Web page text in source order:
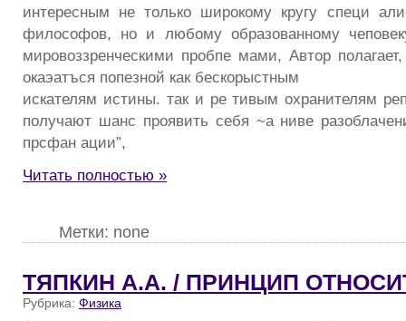
интересным не только широкому кругу специ
философов, но и любому образованному
мировоззренческими пробпе мами, Автор
окаэатъся попезной как бескорыстным
искателям истины. так и ре тивым охранителям
получают шанс проявить себя ~a ниве
прсфан ации”,
Читать полностью »
Метки: none
ТЯПКИН А.А. / ПРИНЦИП
Рубрика: Физика